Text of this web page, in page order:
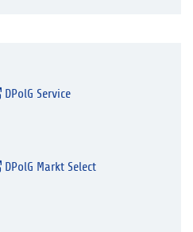
DPolG Service
DPolG Markt Select